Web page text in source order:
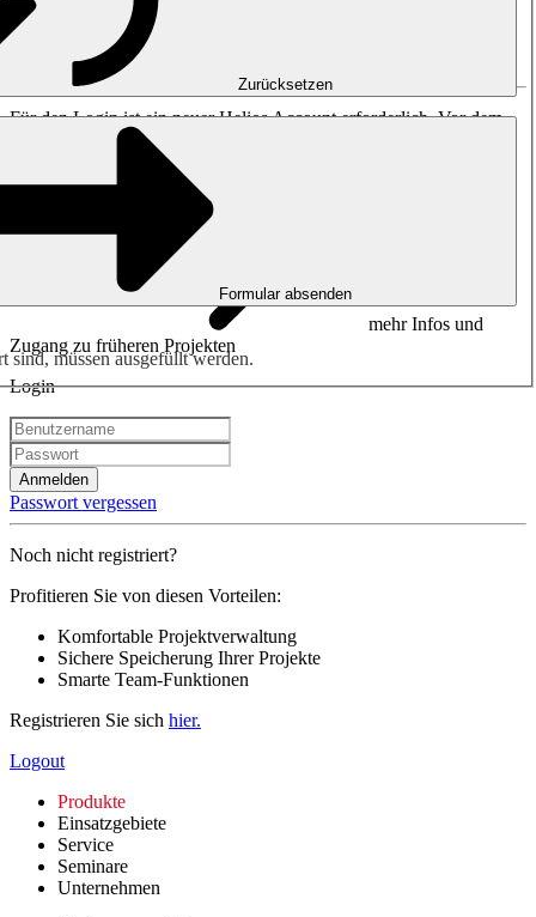
Bitte anmelden oder
Für den Login ist ein neuer Helios Account erforderlich. Vor dem
23. Oktober 2023 erstellte Zugänge sind nicht mehr gültig.
mehr Infos und
Zugang zu früheren Projekten
Login
Anmelden
Passwort vergessen
Noch nicht registriert?
Profitieren Sie von diesen Vorteilen:
Komfortable Projektverwaltung
Sichere Speicherung Ihrer Projekte
Smarte Team-Funktionen
Registrieren Sie sich hier.
Logout
Produkte
Einsatzgebiete
Service
Seminare
Unternehmen
Zurücksetzen
Formular absenden
sind, müssen ausgefüllt werden.